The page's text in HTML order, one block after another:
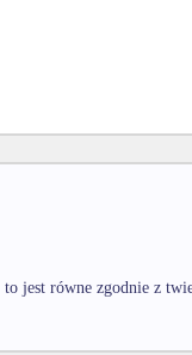
to jest równe zgodnie z